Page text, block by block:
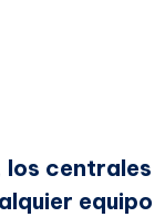
los centrales
equipo